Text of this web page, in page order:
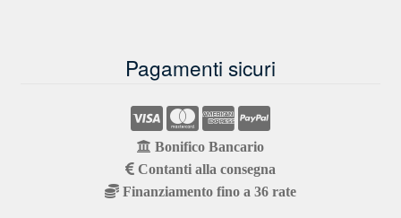
Pagamenti sicuri
Bonifico Bancario
Contanti alla consegna
Finanziamento fino a 36 rate